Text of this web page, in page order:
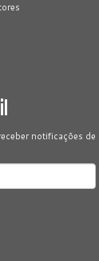
notificações de